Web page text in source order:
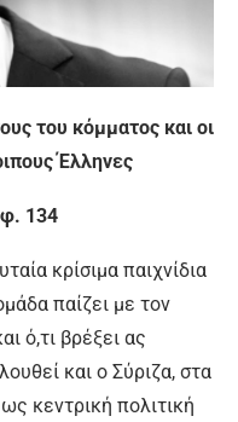
του κόμματος και οι
Έλληνες
φ. 134
κρίσιμα παιχνίδια
παίζει με τον
ό,τι βρέξει ας
και ο Σύριζα, στα
κεντρική πολιτική